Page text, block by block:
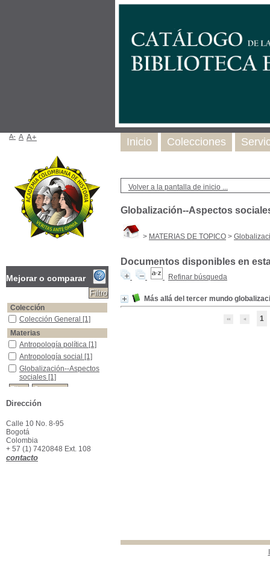
Volver a la pantalla de inicio ...
Globalización--Aspectos
> MATERIAS DE TOPICO >
Documentos disponibles en
Refinar búsqueda
Más allá del tercer mundo
1
Inicio Colecciones
A- A A+
Mejorar o comparar
Colección
Colección General
Colección General [1]
Materias
Antropología política
Antropología política [1]
Antropología social
Antropología social [1]
Globalización--Aspectos sociales
Globalización--Aspectos
sociales [1]
Dirección
Calle 10 No. 8-95
Bogotá
Colombia
+ 57 (1) 7420848 Ext. 108
contacto